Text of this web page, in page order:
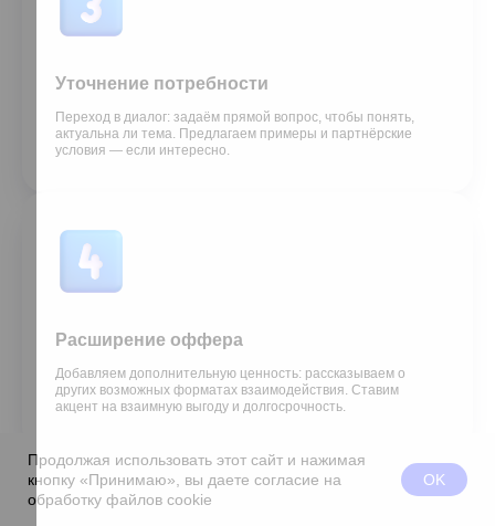
Продолжая использовать этот сайт и нажимая
кнопку «Принимаю», вы даете согласие на
обработку файлов cookie
OK
заявка
позвонить telegram
Уточнение потребности
Переход в диалог: задаём прямой вопрос, чтобы понять,
актуальна ли тема. Предлагаем примеры и партнёрские
условия — если интересно.
Расширение оффера
Добавляем дополнительную ценность: рассказываем о
других возможных форматах взаимодействия. Ставим
акцент на взаимную выгоду и долгосрочность.